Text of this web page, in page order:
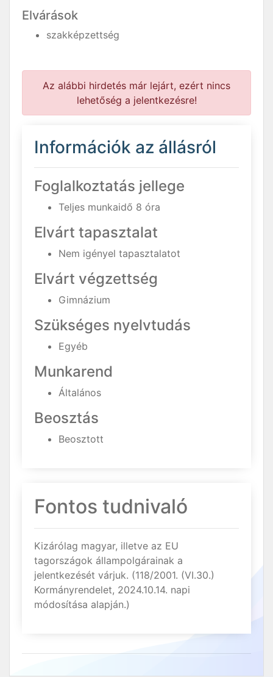
Elvárások
szakképzettség
Az alábbi hirdetés már lejárt, ezért nincs
lehetőség a jelentkezésre!
Információk az állásról
Foglalkoztatás jellege
Teljes munkaidő 8 óra
Elvárt tapasztalat
Nem igényel tapasztalatot
Elvárt végzettség
Gimnázium
Szükséges nyelvtudás
Egyéb
Munkarend
Általános
Beosztás
Beosztott
Fontos tudnivaló
Kizárólag magyar, illetve az EU
tagországok állampolgárainak a
jelentkezését várjuk. (118/2001. (VI.30.)
Kormányrendelet, 2024.10.14. napi
módosítása alapján.)